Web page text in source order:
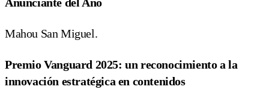
Mahou San Miguel.
Premio Vanguard 2025: un reconocimiento a la
innovación estratégica en contenidos